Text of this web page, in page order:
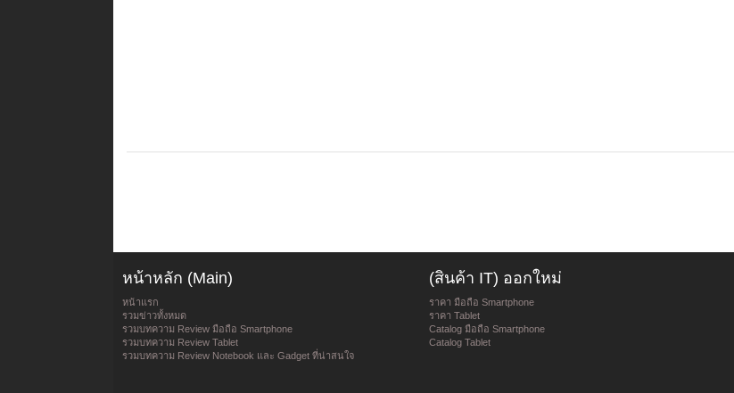
หน้าหลัก (Main)
หน้าแรก
รวมข่าวทั้งหมด
รวมบทความ Review มือถือ Smartphone
รวมบทความ Review Tablet
รวมบทความ Review Notebook และ Gadget ที่น่าสนใจ
(สินค้า IT) ออกใหม่
ราคา มือถือ Smartphone
ราคา Tablet
Catalog มือถือ Smartphone
Catalog Tablet